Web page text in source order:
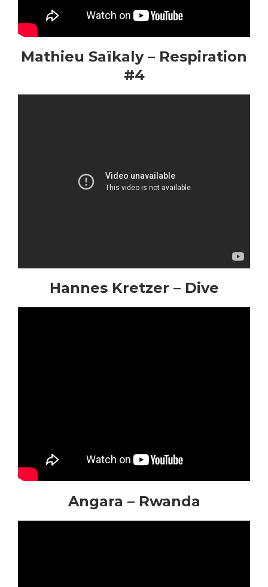
Mathieu Saïkaly – Respiration
#4
Hannes Kretzer – Dive
Angara – Rwanda